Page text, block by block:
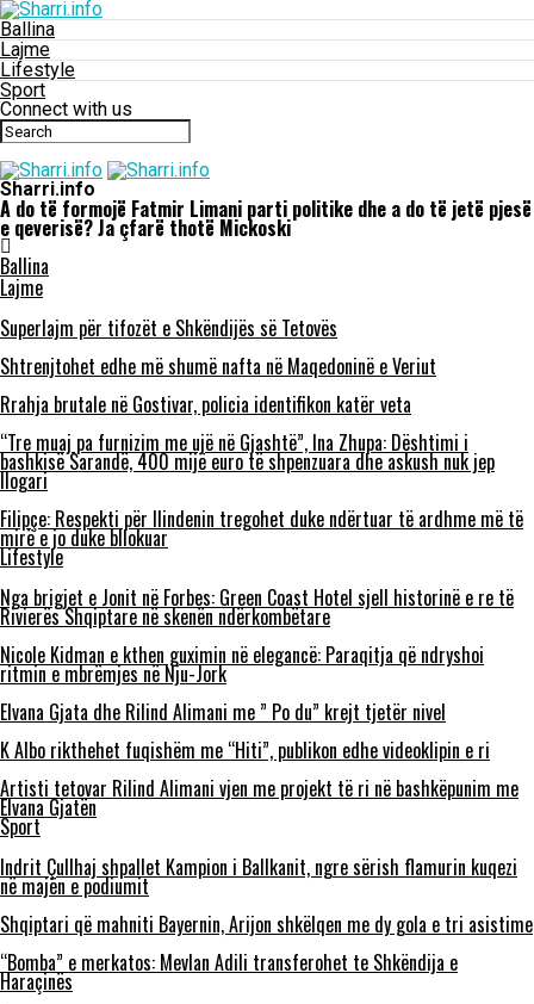
Ballina
Lajme
Lifestyle
Sport
Connect with us
Sharri.info
A do të formojë Fatmir Limani parti politike dhe a do të jetë pjesë
e qeverisë? Ja çfarë thotë Mickoski
Ballina
Lajme
Superlajm për tifozët e Shkëndijës së Tetovës
Shtrenjtohet edhe më shumë nafta në Maqedoninë e Veriut
Rrahja brutale në Gostivar, policia identifikon katër veta
“Tre muaj pa furnizim me ujë në Gjashtë”, Ina Zhupa: Dështimi i
bashkisë Sarandë, 400 mijë euro të shpenzuara dhe askush nuk jep
llogari
Filipçe: Respekti për Ilindenin tregohet duke ndërtuar të ardhme më të
mirë e jo duke bllokuar
Lifestyle
Nga brigjet e Jonit në Forbes: Green Coast Hotel sjell historinë e re të
Rivierës Shqiptare në skenën ndërkombëtare
Nicole Kidman e kthen guximin në elegancë: Paraqitja që ndryshoi
ritmin e mbrëmjes në Nju-Jork
Elvana Gjata dhe Rilind Alimani me ” Po du” krejt tjetër nivel
K Albo rikthehet fuqishëm me “Hiti”, publikon edhe videoklipin e ri
Artisti tetovar Rilind Alimani vjen me projekt të ri në bashkëpunim me
Elvana Gjatën
Sport
Indrit Çullhaj shpallet Kampion i Ballkanit, ngre sërish flamurin kuqezi
në majën e podiumit
Shqiptari që mahniti Bayernin, Arijon shkëlqen me dy gola e tri asistime
“Bomba” e merkatos: Mevlan Adili transferohet te Shkëndija e
Haraçinës